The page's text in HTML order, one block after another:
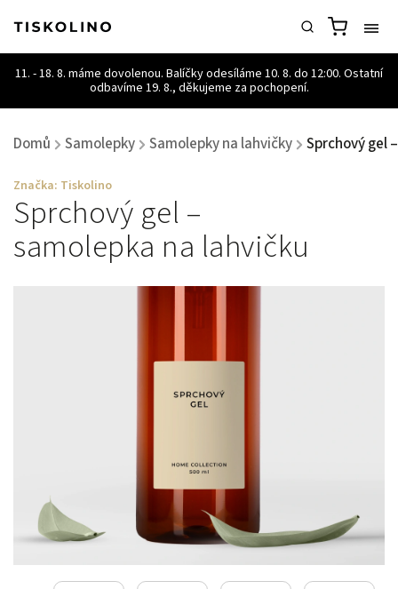
Domů / Samolepky / Samolepky na lahvičky / Sprchový gel
Sprchový gel –
samolepka na lahvičku
Značka: Tiskolino